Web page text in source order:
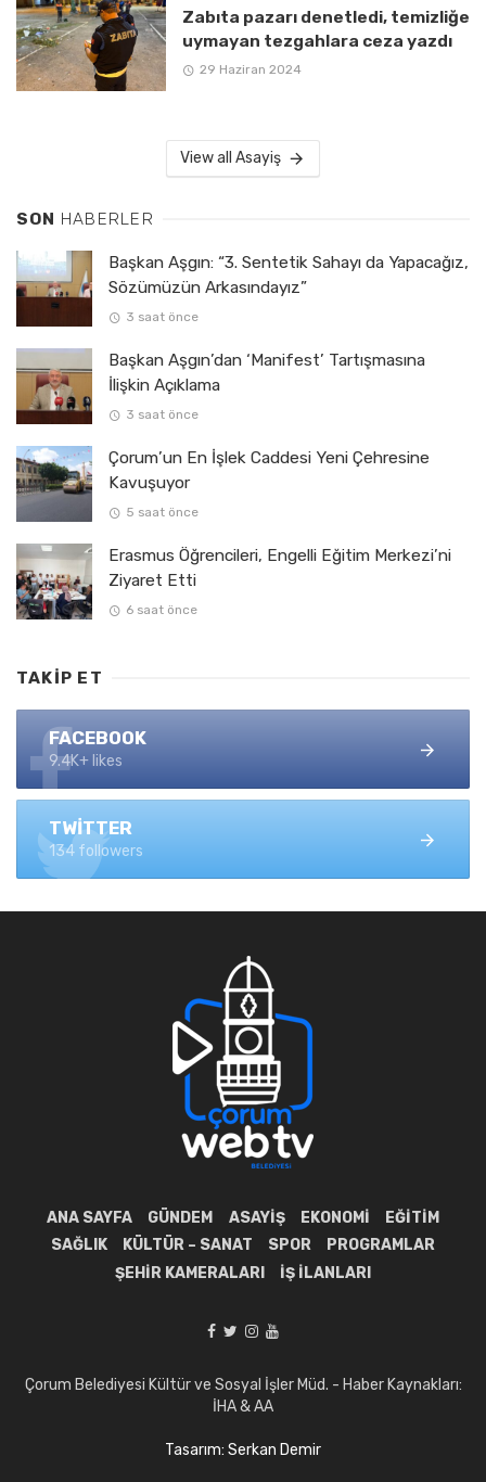
Zabıta pazarı denetledi, temizliğe
uymayan tezgahlara ceza yazdı
29 Haziran 2024
View all Asayiş
SON HABERLER
Başkan Aşgın: “3. Sentetik Sahayı da Yapacağız,
Sözümüzün Arkasındayız”
3 saat önce
Başkan Aşgın’dan ‘Manifest’ Tartışmasına
İlişkin Açıklama
3 saat önce
Çorum’un En İşlek Caddesi Yeni Çehresine
Kavuşuyor
5 saat önce
Erasmus Öğrencileri, Engelli Eğitim Merkezi’ni
Ziyaret Etti
6 saat önce
TAKIP ET
FACEBOOK
9.4K+ likes
TWITTER
134 followers
ANA SAYFA GÜNDEM ASAYIŞ EKONOMI
EĞITIM
SAĞLIK
KÜLTÜR – SANAT SPOR
PROGRAMLAR
ŞEHIR KAMERALARI
İŞ İLANLARI
Çorum Belediyesi Kültür ve Sosyal İşler Müd. - Haber Kaynakları:
İHA & AA
Tasarım: Serkan Demir